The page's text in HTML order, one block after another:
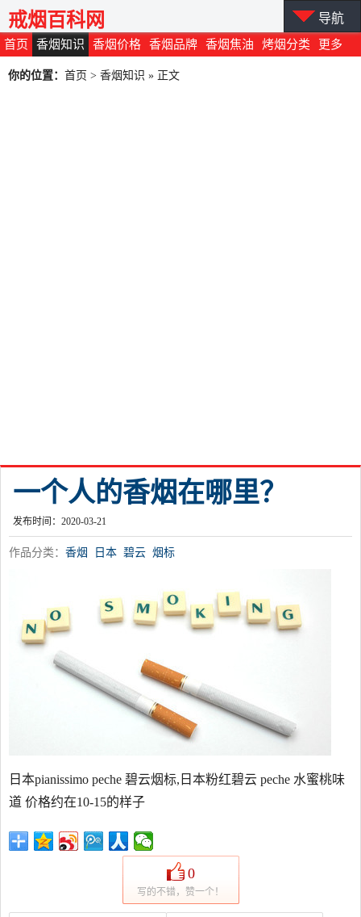
首页 香烟知识 香烟价格 香烟品牌 香烟焦油 烤烟分类 更多
戒烟百科网 导航
你的位置： 首页 > 香烟知识 » 正文
一个人的香烟在哪里？
发布时间：2020-03-21
作品分类： 香烟 日本 碧云 烟标
日本pianissimo peche 碧云烟标,日本粉红碧云 peche 水蜜桃味
道 价格约在10-15的样子
0
写的不错，赞一个！